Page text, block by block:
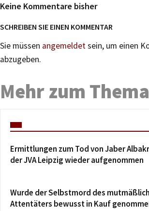
Keine Kommentare bisher
SCHREIBEN SIE EINEN KOMMENTAR
Sie müssen angemeldetsein, um einen
abzugeben.
Mehr zum Thema
Ermittlungen zum Tod von Jaber
der JVA Leipzig wieder aufgenommen
Wurde der Selbstmord des
Attentäters bewusst in Kauf